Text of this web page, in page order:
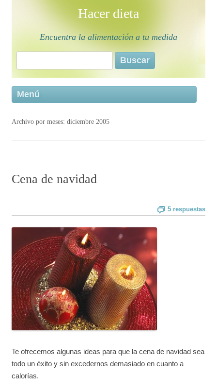
Hacer dieta
Encuentra la alimentación a tu medida
Buscar:
Menú
Archivo por meses: diciembre 2005
Cena de navidad
5 respuestas
Te ofrecemos algunas ideas para que la cena de navidad sea
todo un éxito y sin excedernos demasiado en cuanto a
calorías.